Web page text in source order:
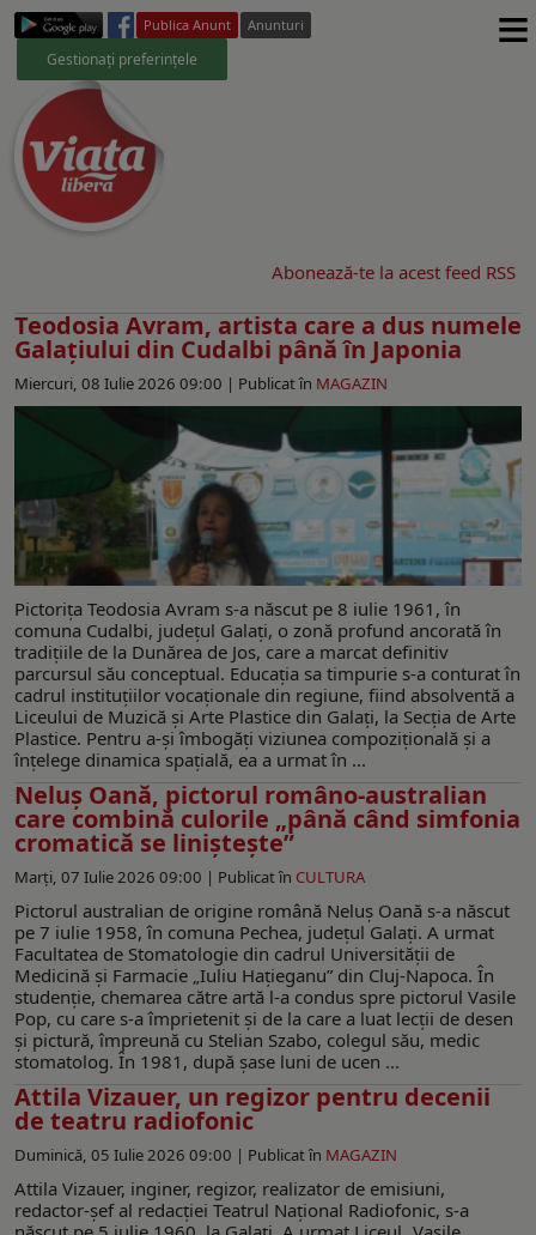
Publica Anunt Anunturi
Gestionați preferințele ≡
Abonează-te la acest feed RSS
Teodosia Avram, artista care a dus numele
Galațiului din Cudalbi până în Japonia
Miercuri, 08 Iulie 2026 09:00 | Publicat în MAGAZIN
Pictorița Teodosia Avram s-a născut pe 8 iulie 1961, în
comuna Cudalbi, județul Galați, o zonă profund ancorată în
tradițiile de la Dunărea de Jos, care a marcat definitiv
parcursul său conceptual. Educația sa timpurie s-a conturat în
cadrul instituțiilor vocaționale din regiune, fiind absolventă a
Liceului de Muzică și Arte Plastice din Galați, la Secția de Arte
Plastice. Pentru a-și îmbogăți viziunea compozițională și a
înțelege dinamica spațială, ea a urmat în ...
Neluş Oană, pictorul româno-australian
care combină culorile „până când simfonia
cromatică se liniștește”
Marți, 07 Iulie 2026 09:00 | Publicat în CULTURA
Pictorul australian de origine română Neluș Oană s-a născut
pe 7 iulie 1958, în comuna Pechea, județul Galați. A urmat
Facultatea de Stomatologie din cadrul Universităţii de
Medicină şi Farmacie „Iuliu Haţieganu” din Cluj-Napoca. În
studenţie, chemarea către artă l-a condus spre pictorul Vasile
Pop, cu care s-a împrietenit și de la care a luat lecții de desen
și pictură, împreună cu Stelian Szabo, colegul său, medic
stomatolog. În 1981, după șase luni de ucen ...
Attila Vizauer, un regizor pentru decenii
de teatru radiofonic
Duminică, 05 Iulie 2026 09:00 | Publicat în MAGAZIN
Attila Vizauer, inginer, regizor, realizator de emisiuni,
redactor-șef al redacției Teatrul Național Radiofonic, s-a